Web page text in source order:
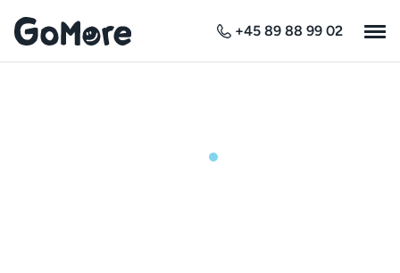
+45 89 88 99 02